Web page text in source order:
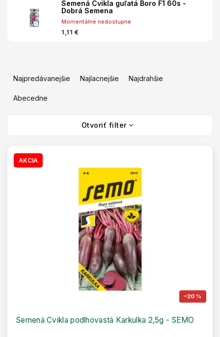
Semená Cvikla guľatá Boro F1 60s -
Dobrá Semena
Momentálne nedostupné
1,11 €
e
Najpredávanejšie Najlacnejšie Najdrahšie
Abecedne
Otvoriť filter
AKCIA
–20 %
Semená Cvikla podlhovastá Karkulka 2,5g - SEMO